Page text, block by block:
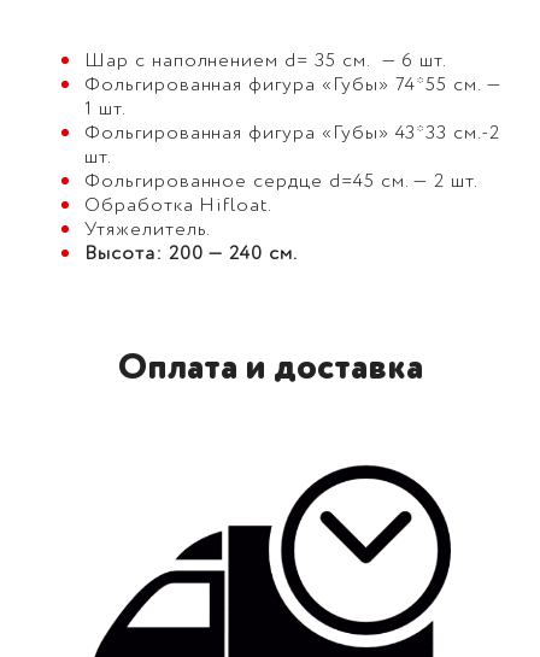
Шар с наполнением d= 35 см. — 6 шт.
Фольгированная фигура «Губы» 74*55 см. —
1 шт.
Фольгированная фигура «Губы» 43*33 см.-2
шт.
Фольгированное сердце d=45 см. — 2 шт.
Обработка Hifloat.
Утяжелитель.
Высота: 200 — 240 см.
Оплата и доставка